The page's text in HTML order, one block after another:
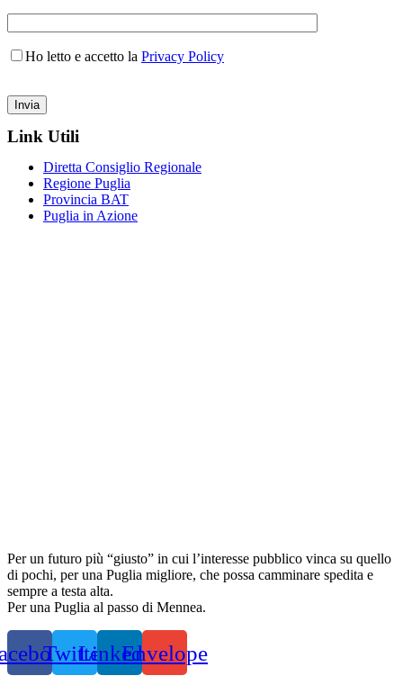
Ho letto e accetto la Privacy Policy
Link Utili
Diretta Consiglio Regionale
Regione Puglia
Provincia BAT
Puglia in Azione
Per un futuro più “giusto” in cui l’interesse pubblico vinca su quello
di pochi, per una Puglia migliore, che possa camminare spedita e
sempre a testa alta.
Per una Puglia al passo di Mennea.
TwitterLinkedinEnvelope